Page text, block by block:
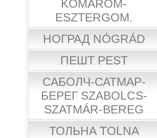
KOMÁROM-
ESZTERGOM.
НОГРАД NÓGRÁD
ПЕШТ PEST
САБОЛЧ-САТМАР-
БЕРЕГ SZABOLCS-
SZATMÁR-BEREG
ТОЛЬНА TOLNA